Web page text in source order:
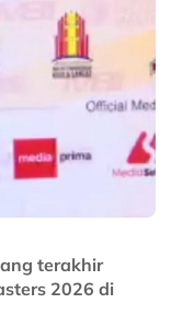
terakhir
2026 di